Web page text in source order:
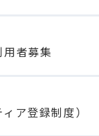
用者募集
ア登録制度）